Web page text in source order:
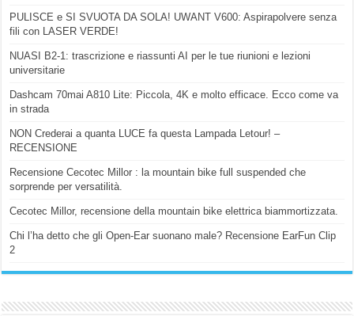
PULISCE e SI SVUOTA DA SOLA! UWANT V600: Aspirapolvere senza
fili con LASER VERDE!
NUASI B2-1: trascrizione e riassunti AI per le tue riunioni e lezioni
universitarie
Dashcam 70mai A810 Lite: Piccola, 4K e molto efficace. Ecco come va
in strada
NON Crederai a quanta LUCE fa questa Lampada Letour! –
RECENSIONE
Recensione Cecotec Millor : la mountain bike full suspended che
sorprende per versatilità.
Cecotec Millor, recensione della mountain bike elettrica biammortizzata.
Chi l’ha detto che gli Open-Ear suonano male? Recensione EarFun Clip
2